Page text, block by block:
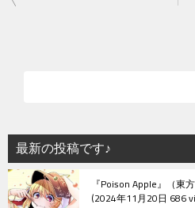
シ
ョ
ン
最新の投稿です♪
『Poison Apple』（東
2024年11月20日 686